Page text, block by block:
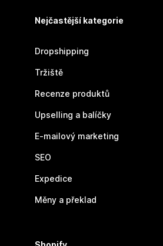
Nejčastější kategorie
Dropshipping
Tržiště
Recenze produktů
Upselling a balíčky
E-mailový marketing
SEO
Expedice
Měny a překlad